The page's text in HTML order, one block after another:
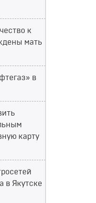
к
мать
в
карту
в Якутске